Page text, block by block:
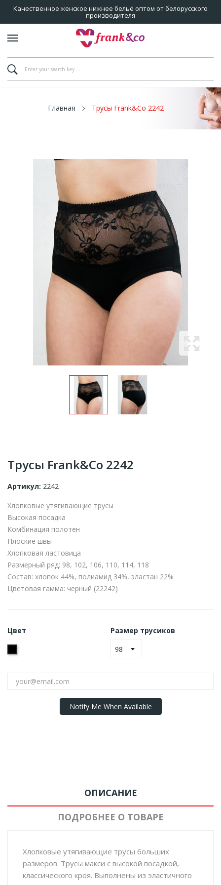
Качественное женское нижнее бельё оптом от белорусского
производителя
Главная Трусы Frank&Co 2242
Трусы Frank&Co 2242
Артикул: 2242
Хлопковые утягивающие трусы
Высокая посадка
Комбинация полотен
Плоские швы
Хлопковая ластовица
Размерный ряд: 98, 102, 106, 110, 114, 118
Состав: хлопок 44%, полиамид 34%, эластан 22%
Цветовая гамма: черный (22242)
Цвет Размер трусиков
Notify Me When Available
ОПИСАНИЕ
ПОДРОБНЕЕ О ТОВАРЕ
Хлопковые утягивающие трусы больших
размеров. Трусы макси с высокой посадкой,
классического кроя. Выполнены из эластичного